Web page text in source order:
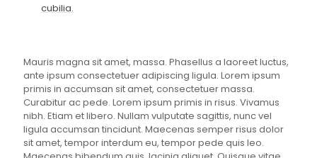
cubilia.
Mauris magna sit amet, massa. Phasellus a laoreet luctus,
ante ipsum consectetuer adipiscing ligula. Lorem ipsum
primis in accumsan sit amet, consectetuer massa.
Curabitur ac pede. Lorem ipsum primis in risus. Vivamus
nibh. Etiam et libero. Nullam vulputate sagittis, nunc vel
ligula accumsan tincidunt. Maecenas semper risus dolor
sit amet, tempor interdum eu, tempor pede quis leo.